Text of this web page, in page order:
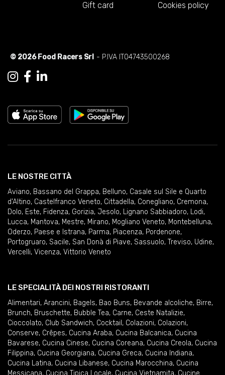
Gift card
Cookies policy
© 2026 Food Racers Srl - P.IVA IT04743500268
LE NOSTRE CITTÀ
Aviano, Bassano del Grappa, Belluno, Casale sul Sile e Quarto
d'Altino, Castelfranco Veneto, Cittadella, Conegliano, Cremona,
Dolo, Este, Fidenza, Gorizia, Jesolo, Lignano Sabbiadoro, Lodi,
Lucca, Mantova, Mestre, Mirano, Mogliano Veneto, Montebelluna,
Oderzo, Paese e Istrana, Parma, Piacenza, Pordenone,
Portogruaro, Sacile, San Donà di Piave, Sassuolo, Treviso, Udine,
Vercelli, Vicenza, Vittorio Veneto
LE SPECIALITÀ DEI NOSTRI RISTORANTI
Alimentari, Arancini, Bagels, Bao Buns, Bevande alcoliche, Birre,
Brunch, Bruschette, Bubble Tea, Carne, Ceste Natalizie,
Cioccolato, Club Sandwich, Cocktail , Colazioni, Colazioni,
Conserve, Crêpes, Cucina Araba, Cucina Balcanica, Cucina
Bavarese, Cucina Cinese, Cucina Coreana, Cucina Creola, Cucina
Filippina, Cucina Georgiana, Cucina Greca, Cucina Indiana,
Cucina Latina, Cucina Libanese, Cucina Marocchina, Cucina
Messicana, Cucina Tipica Locale, Cucina Vietnamita, Cucine